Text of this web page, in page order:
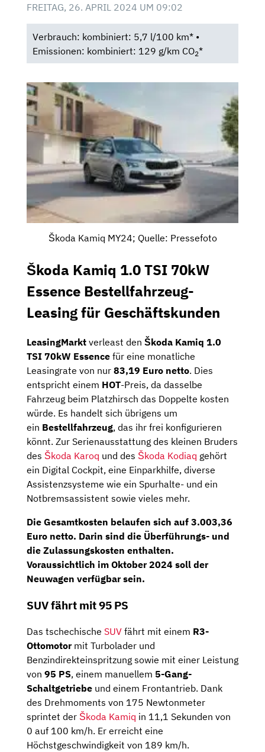
FREITAG, 26. APRIL 2024 UM 09:02
Verbrauch: kombiniert: 5,7 l/100 km* •
Emissionen: kombiniert: 129 g/km CO2*
Škoda Kamiq MY24; Quelle: Pressefoto
Škoda Kamiq 1.0 TSI 70kW
Essence Bestellfahrzeug-
Leasing für Geschäftskunden
LeasingMarkt verleast den Škoda Kamiq 1.0
TSI 70kW Essence für eine monatliche
Leasingrate von nur 83,19 Euro netto. Dies
entspricht einem HOT-Preis, da dasselbe
Fahrzeug beim Platzhirsch das Doppelte kosten
würde. Es handelt sich übrigens um
ein Bestellfahrzeug, das ihr frei konfigurieren
könnt. Zur Serienausstattung des kleinen Bruders
des Škoda Karoq und des Škoda Kodiaq gehört
ein Digital Cockpit, eine Einparkhilfe, diverse
Assistenzsysteme wie ein Spurhalte- und ein
Notbremsassistent sowie vieles mehr.
Die Gesamtkosten belaufen sich auf 3.003,36
Euro netto. Darin sind die Überführungs- und
die Zulassungskosten enthalten.
Voraussichtlich im Oktober 2024 soll der
Neuwagen verfügbar sein.
SUV fährt mit 95 PS
Das tschechische SUV fährt mit einem R3-
Ottomotormit Turbolader und
Benzindirekteinspritzung sowie mit einer Leistung
von 95 PS, einem manuellem 5-Gang-
Schaltgetriebe und einem Frontantrieb. Dank
des Drehmoments von 175 Newtonmeter
sprintet der Škoda Kamiq in 11,1 Sekunden von
0 auf 100 km/h. Er erreicht eine
Höchstgeschwindigkeit von 189 km/h.